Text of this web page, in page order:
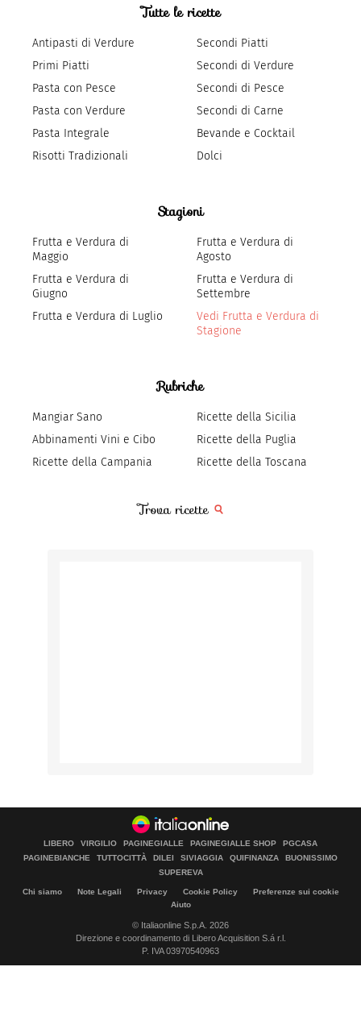
Tutte le ricette
Antipasti di Verdure
Primi Piatti
Pasta con Pesce
Pasta con Verdure
Pasta Integrale
Risotti Tradizionali
Secondi Piatti
Secondi di Verdure
Secondi di Pesce
Secondi di Carne
Bevande e Cocktail
Dolci
Stagioni
Frutta e Verdura di
Maggio
Frutta e Verdura di
Giugno
Frutta e Verdura di Luglio
Frutta e Verdura di
Agosto
Frutta e Verdura di
Settembre
Vedi Frutta e Verdura di
Stagione
Rubriche
Mangiar Sano
Abbinamenti Vini e Cibo
Ricette della Campania
Ricette della Sicilia
Ricette della Puglia
Ricette della Toscana
Trova ricette
LIBERO VIRGILIO PAGINEGIALLE PAGINEGIALLE SHOP
PGCASA
PAGINEBIANCHE
TUTTOCITTÀ DILEI SIVIAGGIA QUIFINANZA
BUONISSIMO
SUPEREVA
Chi siamo Note Legali Privacy Cookie Policy
Preferenze sui cookie
Aiuto
© Italiaonline S.p.A. 2026
Direzione e coordinamento di Libero Acquisition S.á r.l.
P. IVA 03970540963